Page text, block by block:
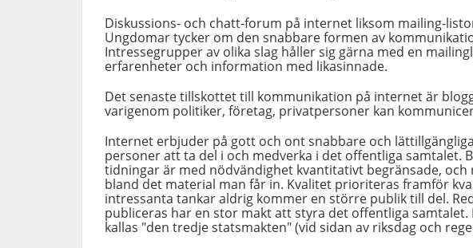
Diskussions- och chatt-forum på internet liksom mailing-
Ungdomar tycker om den snabbare formen av
Intressegrupper av olika slag håller sig gärna med en
erfarenheter och information med likasinnade.
Det senaste tillskottet till kommunikation på internet är
varigenom politiker, företag, privatpersoner kan
Internet erbjuder på gott och ont snabbare och
personer att ta del i och medverka i det offentliga samtalet.
tidningar är med nödvändighet kvantitativt begränsade,
bland det material man får in. Kvalitet prioriteras framför
intressanta tankar aldrig kommer en större publik till del.
publiceras har en stor makt att styra det offentliga
kallas "den tredje statsmakten" (vid sidan av riksdag och